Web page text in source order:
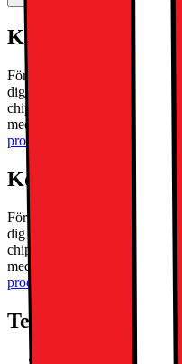
Kort om produkten
Förbättra alla dina dagliga
dig fullt ut med innovativa
chippet för överlägsen
med den främre 12 MP-
produkten
Kort om produkten
Förbättra alla dina dagliga
dig fullt ut med innovativa
chippet för överlägsen
med den främre 12 MP-
produkten
Teknisk